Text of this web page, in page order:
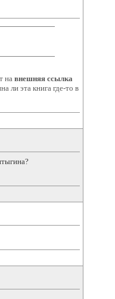
на внешняя ссылка
ли эта книга где-то в